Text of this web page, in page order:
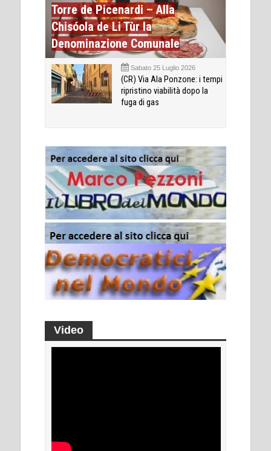
Torre de Picenardi – Alla
Chisóola de Li Tùr la
Denominazione Comunale
Sabato 25 Luglio 2026
(CR) Via Ala Ponzone: i tempi
ripristino viabilità dopo la
fuga di gas
Video